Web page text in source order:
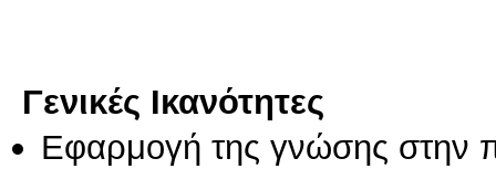
Γενικές Ικανότητες
Εφαρμογή της γνώσης στην